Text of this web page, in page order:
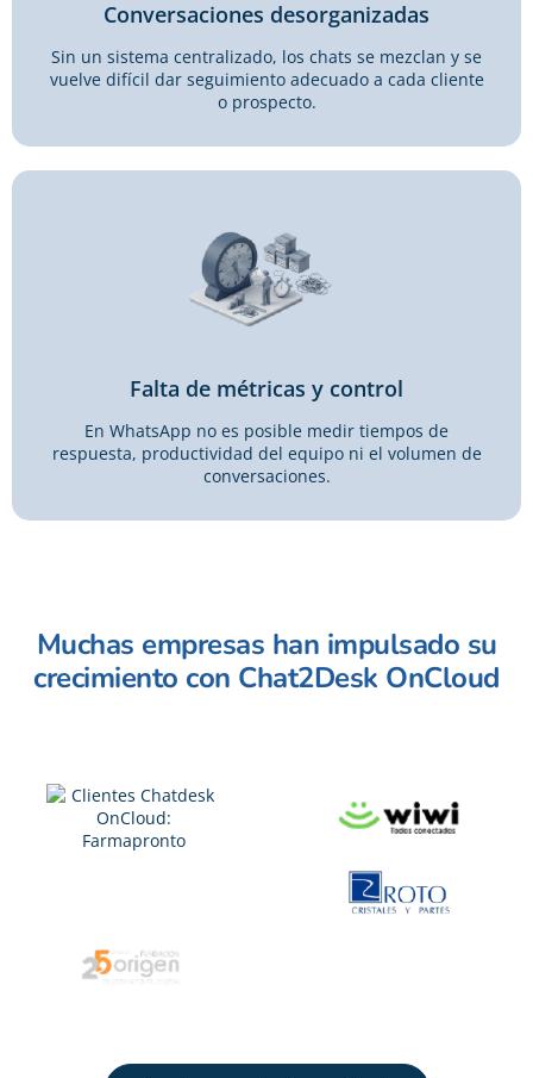
Conversaciones desorganizadas
Sin un sistema centralizado, los chats se mezclan y se
vuelve difícil dar seguimiento adecuado a cada cliente
o prospecto.
Falta de métricas y control
En WhatsApp no es posible medir tiempos de
respuesta, productividad del equipo ni el volumen de
conversaciones.
Muchas empresas han impulsado su
crecimiento con Chat2Desk OnCloud